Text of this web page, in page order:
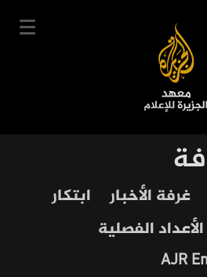
User
account
menu
Main
navigation
دوراتنا
جدول الدورات
غرفة الأخبار
ابتكار
الأعداد الفصلية
AJR